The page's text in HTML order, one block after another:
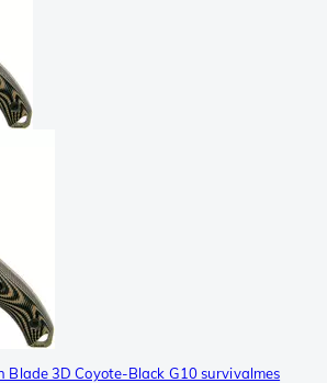
Blade 3D Coyote-Black G10 survivalmes